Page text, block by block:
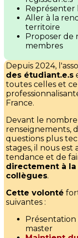
Représenter
Aller à la
territoire
Proposer de
membres
Depuis 2024,
des étudiant.e.s
toutes celles et
France.
Devant le
renseignements,
questions plus
stages, il nous est
tendance et de
directement à
collègues.
Cette volonté
suivantes :
Présentation
master